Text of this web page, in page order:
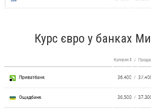
Курс євро у банках